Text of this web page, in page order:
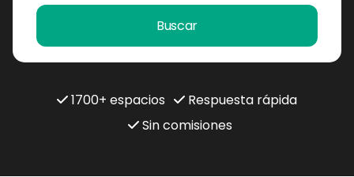
Buscar
1700+ espacios
Respuesta rápida
Sin comisiones